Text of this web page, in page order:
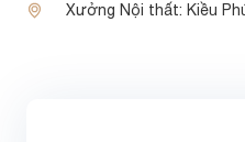
Xưởng Nội thất: Kiều